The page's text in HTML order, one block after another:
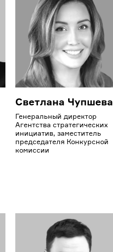
Светлана Чупшева
Генеральный директор
Агентства стратегических
инициатив, заместитель
председателя Конкурсной
комиссии